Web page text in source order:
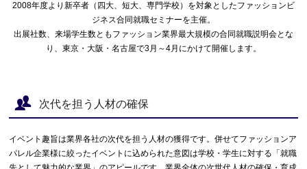
2008年度より新卒者（四大、短大、専門学校）を対象としたファッションビ
ジネス合同就職セミナーを主催。
出展社数、来場学生数ともファッション業界最大規模の合同就職説明会とな
り、東京・大阪・名古屋で3月～4月にかけて開催します。
次代を担う人材の確保
イベント趣旨は業界各社の次代を担う人材の獲得です。併せてファッションア
パレル企業様に絞ったイベントに込められた意図は学校・学生に対する「就職